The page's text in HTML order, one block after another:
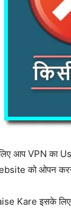
आप VPN का
को ओपन करने
Kare इसके लिए